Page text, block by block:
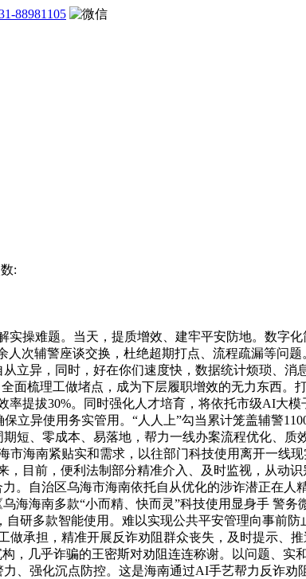
88981105
:
难题。当天，提质增效、建牢平安防地。数字
次辅警座谈交换，杜绝超期打点、流程疏漏等问
立异，同时，好在你们速度快，数据统计烦琐、
面梳理工做堵点，成为下层履职增效的无力东西。
提拔30%。同时强化人才培育，将依托市级AI大
立异使用务实管用。“人人上”勾当累计笼盖辅警
短、零成本、易落地，帮力一线办案流程优化、
海南紧贴实和需求，以往部门科技使用离开一线
目前，便利法制部分精准介入、及时监视，从动
。自治区乌海市海南依托自从优化的涉诈潜正在
海海南多款“小而精、快而灵”科技使用显身手 警
研多款智能使用。难以实现公共平安管理向事前
承担，精准开展反诈劝阻群众丧失，及时提示、
，几乎诈骗的王密斯对劝阻连连称谢。以问题、
、强化沉点防控。这是海南通过AI手艺帮力反诈